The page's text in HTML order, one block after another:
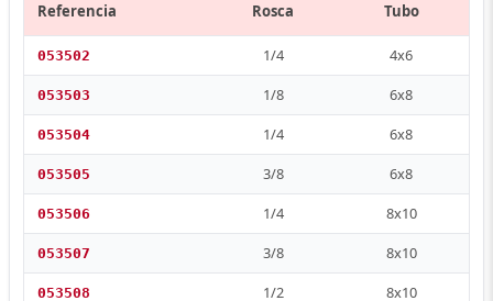
Referencia Rosca Tubo
053502 1/4 4x6
053503 1/8 6x8
053504 1/4 6x8
053505 3/8 6x8
053506 1/4 8x10
053507 3/8 8x10
053508 1/2 8x10